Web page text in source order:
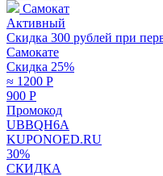
Самокат
Активный
Скидка 300 рублей при
Самокате
Скидка 25%
≈ 1200 Р
900 Р
Промокод
UBBQH6A
KUPONOED.RU
30%
СКИДКА